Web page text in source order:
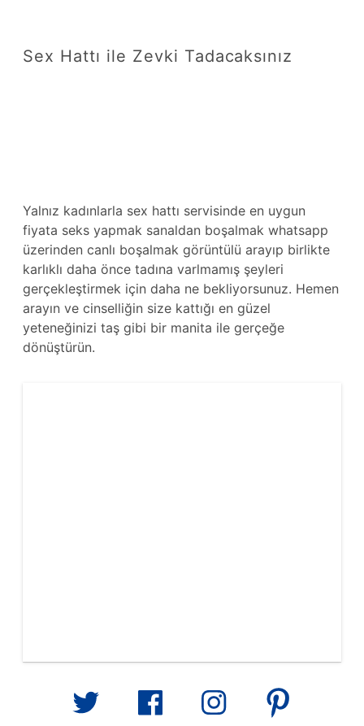
Sex Hattı ile Zevki Tadacaksınız
Yalnız kadınlarla sex hattı servisinde en uygun
fiyata seks yapmak sanaldan boşalmak whatsapp
üzerinden canlı boşalmak görüntülü arayıp birlikte
karlıklı daha önce tadına varlmamış şeyleri
gerçekleştirmek için daha ne bekliyorsunuz. Hemen
arayın ve cinselliğin size kattığı en güzel
yeteneğinizi taş gibi bir manita ile gerçeğe
dönüştürün.